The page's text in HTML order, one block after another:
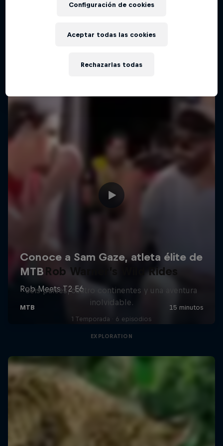
Rob Warner’s Wild Rides
Seis países, cuatro continentes y una aventura
inolvidable.
1 Temporada · 6 episodios
EXPLORATION
Configuración de cookies
Rechazarlas todas
Aceptar todas las cookies